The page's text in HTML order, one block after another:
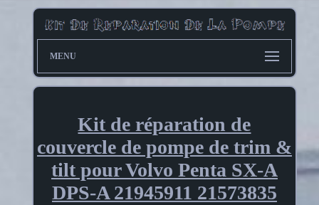
MENU
Kit de réparation de
couvercle de pompe de trim &
tilt pour Volvo Penta SX-A
DPS-A 21945911 21573835